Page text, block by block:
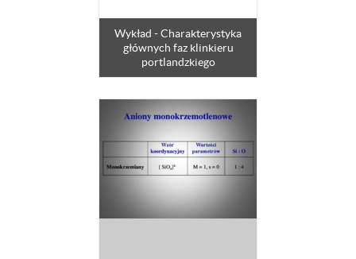
Wykład - Charakterystyka
głównych faz klinkieru
portlandzkiego